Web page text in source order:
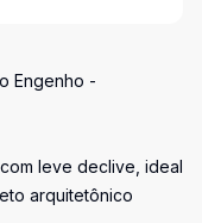
Engenho -
leve declive, ideal
arquitetônico